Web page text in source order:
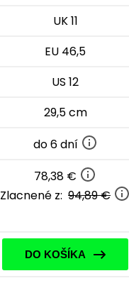
UK 11
EU 46,5
US 12
29,5 cm
do 6 dní
78,38 €
Zlacnené z: 94,89 €
DO KOŠÍKA